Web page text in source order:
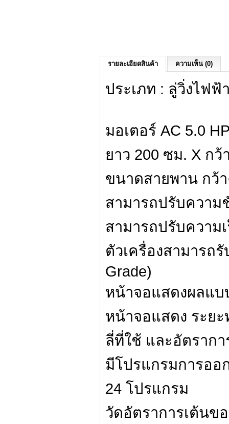
รายละเอียดสินค้า ความเห็น (0)
ประเภท : ลู่วิ่งไฟฟ้
มอเตอร์ AC 5.0
ยาว 200 ซม. X กว้
ขนาดสายพาน กว้
สามารถปรับความ
สามารถปรับความ
ตัวเครื่องสามารถ
Grade)
หน้าจอแสดงผลแบ
หน้าจอแสดง ระย
ลี่ที่ใช้ และอัตรากา
มีโปรแกรมการออ
24 โปรแกรม
วัดอัตราการเต้นข